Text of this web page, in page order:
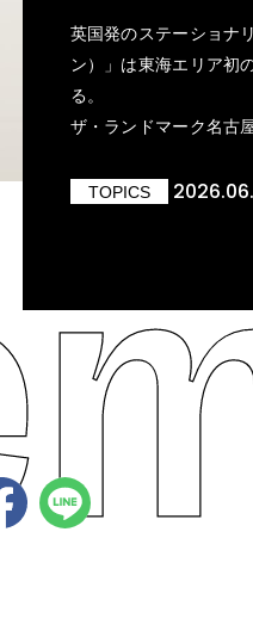
英国発のステーショナ
ン）」は東海エリア初
る。
ザ・ランドマーク名古
TOPICS